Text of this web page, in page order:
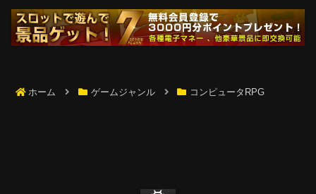
ホーム ゲームジャンル コンピュータRPG